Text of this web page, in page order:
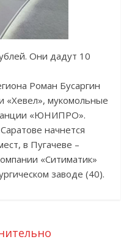
Они дадут 10
Роман Бусаргин
«Хевел», мукомольные
«ЮНИПРО».
начнется
в Пугачеве –
«Ситиматик»
заводе (40).